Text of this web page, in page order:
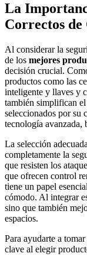
La
Correctos
Al considerar la
de los mejores
decisión crucial.
productos como las
inteligente y llaves y
también simplifican
seleccionados por su
tecnología avanzada,
La selección
completamente la
que resisten los
que ofrecen control
tiene un papel
cómodo. Al integrar
sino que también
espacios.
Para ayudarte a
clave al elegir